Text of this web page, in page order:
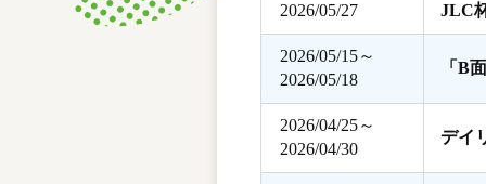
2026/05/27
JLC
2026/05/15～
2026/05/18
「B
2026/04/25～
2026/04/30
デイ